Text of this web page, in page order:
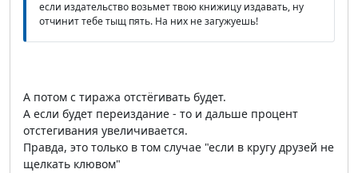
если издательство возьмет твою книжицу издавать, ну
отчинит тебе тыщ пять. На них не загужуешь!
А потом с тиража отстёгивать будет.
А если будет переиздание - то и дальше процент
отстегивания увеличивается.
Правда, это только в том случае "если в кругу друзей не
щелкать клювом"